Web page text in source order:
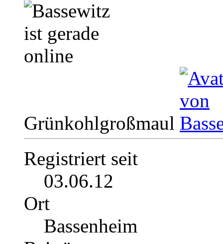
Grünkohlgroßmaul
Registriert seit
03.06.12
Ort
Bassenheim